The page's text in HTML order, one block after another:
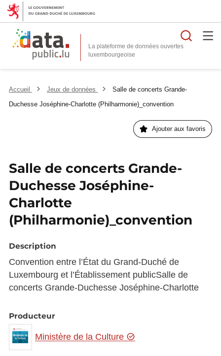
La plateforme de données ouvertes
Accueil Jeux de données
Salle de concerts Grande-
Duchesse Joséphine-Charlotte (Philharmonie)_convention
Ajouter aux favoris
Salle de concerts Grande-
Duchesse Joséphine-
Charlotte
(Philharmonie)_convention
Description
Convention entre l’État du Grand-Duché de
Luxembourg et l’Établissement publicSalle de
concerts Grande-Duchesse Joséphine-Charlotte
Producteur
Ministère de la Culture